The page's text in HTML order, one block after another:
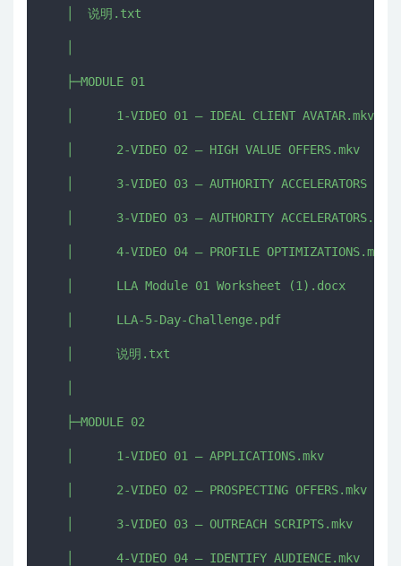
   │  说明.txt
   ├─MODULE 01
   │      1-VIDEO 01 – IDEAL CLIENT AVATAR.mkv
   │      2-VIDEO 02 – HIGH VALUE OFFERS.mkv
│      3-VIDEO 03 – AUTHORITY ACCELERATORS
   │      3-VIDEO 03 – AUTHORITY ACCELERATORS.mkv
   │      4-VIDEO 04 – PROFILE OPTIMIZATIONS.mkv
   │      LLA Module 01 Worksheet (1).docx
   │      LLA-5-Day-Challenge.pdf
   │      说明.txt
   ├─MODULE 02
   │      1-VIDEO 01 – APPLICATIONS.mkv
   │      2-VIDEO 02 – PROSPECTING OFFERS.mkv
   │      3-VIDEO 03 – OUTREACH SCRIPTS.mkv
   │      4-VIDEO 04 – IDENTIFY AUDIENCE.mkv